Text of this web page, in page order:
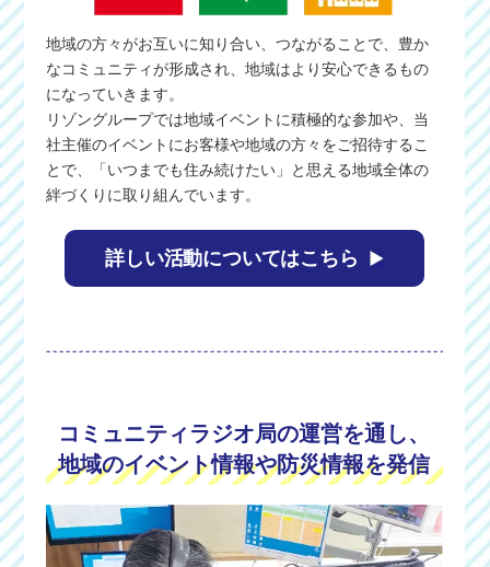
地域の方々がお互いに知り合い、つながることで、豊か
なコミュニティが形成され、地域はより安心できるもの
になっていきます。
リゾングループでは地域イベントに積極的な参加や、当
社主催のイベントにお客様や地域の方々をご招待するこ
とで、「いつまでも住み続けたい」と思える地域全体の
絆づくりに取り組んでいます。
詳しい活動についてはこちら
コミュニティラジオ局の運営を通し、
地域のイベント情報や防災情報を発信